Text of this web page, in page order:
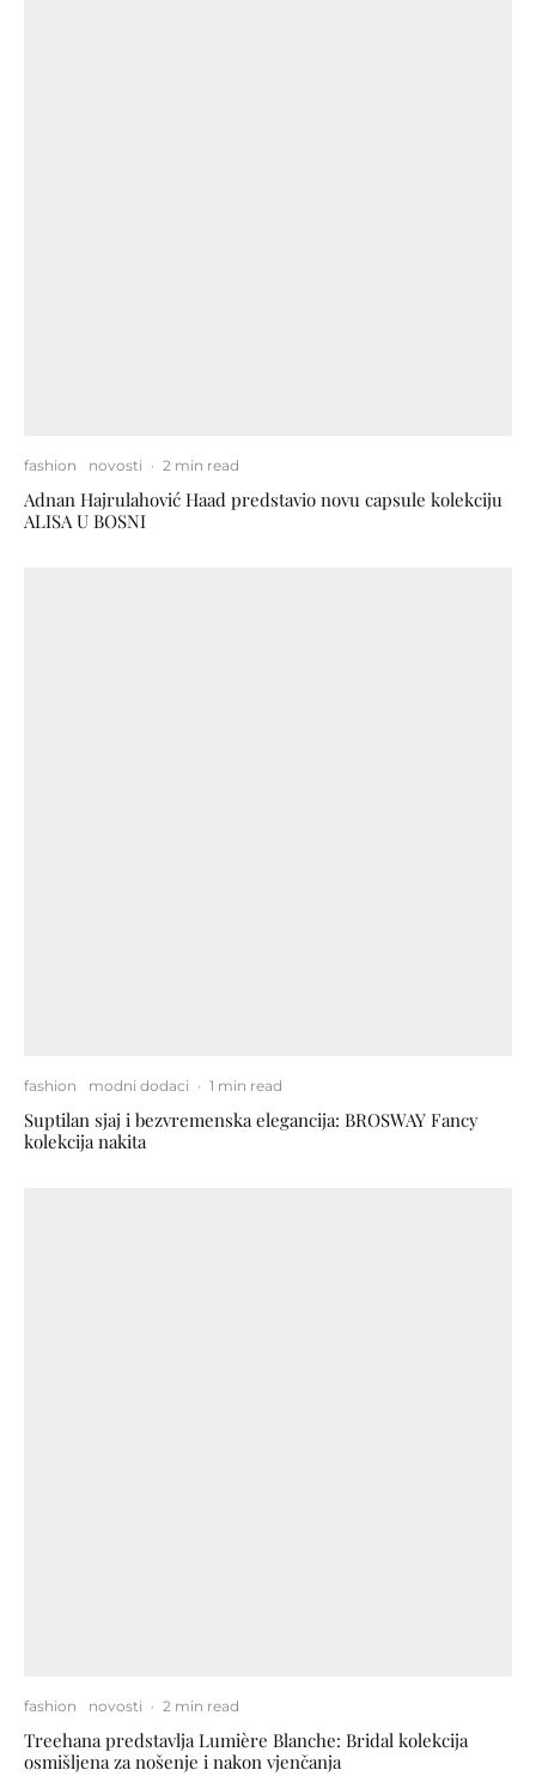
fashion novosti · 2 min read
Adnan Hajrulahović Haad predstavio novu capsule kolekciju
ALISA U BOSNI
fashion modni dodaci · 1 min read
Suptilan sjaj i bezvremenska elegancija: BROSWAY Fancy
kolekcija nakita
fashion novosti · 2 min read
Treehana predstavlja Lumière Blanche: Bridal kolekcija
osmišljena za nošenje i nakon vjenčanja